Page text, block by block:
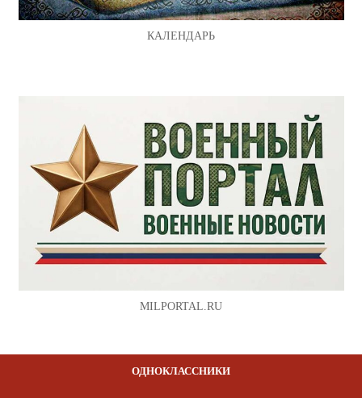
КАЛЕНДАРЬ
MILPORTAL.RU
ОДНОКЛАССНИКИ